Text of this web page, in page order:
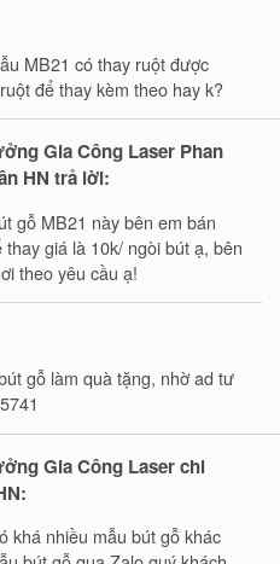
MB21 có thay ruột được
để thay kèm theo hay k?
Gia Công Laser Phan
HN trả lời:
gỗ MB21 này bên em bán
giá là 10k/ ngòi bút ạ, bên
theo yêu cầu ạ!
gỗ làm quà tặng, nhờ ad tư
Gia Công Laser chi
khá nhiều mẫu bút gỗ khác